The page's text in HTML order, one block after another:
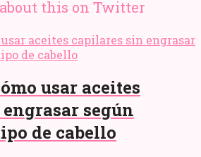
usar aceites
según
de cabello